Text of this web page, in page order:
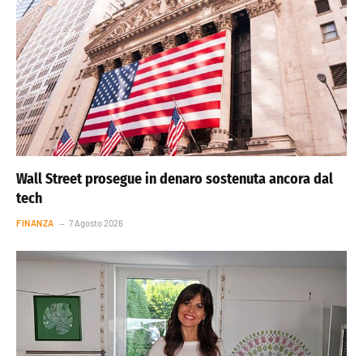
Wall Street prosegue in denaro sostenuta ancora dal
tech
FINANZA 7 Agosto 2026